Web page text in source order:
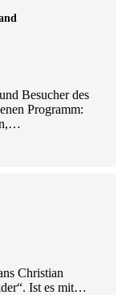
Besucher des
Programm:
Christian
Ist es mit…